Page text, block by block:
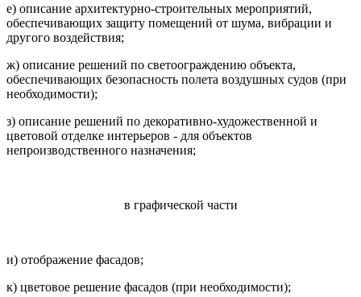
е) описание архитектурно-строительных мероприятий,
обеспечивающих защиту помещений от шума, вибрации и
другого воздействия;
ж) описание решений по светоограждению объекта,
обеспечивающих безопасность полета воздушных судов (при
необходимости);
з) описание решений по декоративно-художественной и
цветовой отделке интерьеров - для объектов
непроизводственного назначения;
в графической части
и) отображение фасадов;
к) цветовое решение фасадов (при необходимости);